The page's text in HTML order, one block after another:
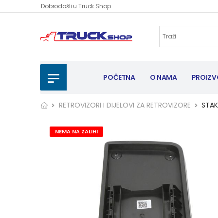
Dobrodošli u Truck Shop
POČETNA O NAMA
RETROVIZORI I DIJELOVI ZA RETROVIZORE
NEMA NA ZALIHI